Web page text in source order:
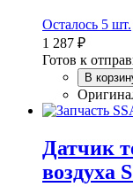
Осталось 5 шт.
1 287 ₽
Готов к
В
Датчик
воздуха